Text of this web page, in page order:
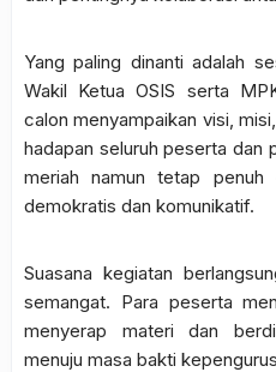
Yang paling dinanti adalah
Wakil Ketua OSIS serta
calon menyampaikan visi,
hadapan seluruh peserta dan
meriah namun tetap penuh
demokratis dan komunikatif.
Suasana kegiatan
semangat. Para peserta
menyerap materi dan
menuju masa bakti